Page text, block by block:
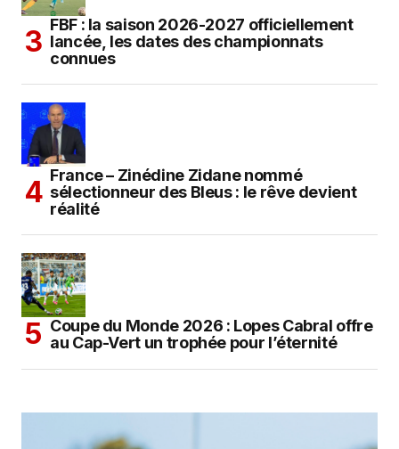
FBF : la saison 2026-2027 officiellement
lancée, les dates des championnats
connues
France – Zinédine Zidane nommé
sélectionneur des Bleus : le rêve devient
réalité
Coupe du Monde 2026 : Lopes Cabral offre
au Cap-Vert un trophée pour l’éternité